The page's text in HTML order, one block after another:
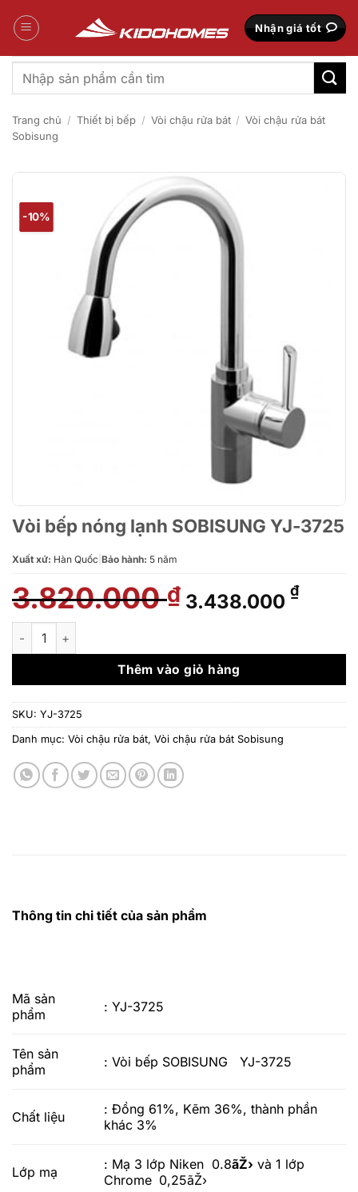
qua
Nhận giá tốt
Tìm
kiếm:
Trang chủ / Thiết bị bếp / Vòi chậu rửa bát / Vòi chậu rửa bát
Sobisung
-10%
Vòi bếp nóng lạnh SOBISUNG YJ-3725
Xuất xứ: Hàn Quốc Bảo hành: 5 năm
3.820.000₫ Giá
gốc
3.820.000 ₫.
3.438.000 ₫Giá
là:
Vòi bếp nóng lạnh SOBISUNG YJ-3725 số lượng
Thêm vào giỏ hàng
SKU: YJ-3725
Danh mục: Vòi chậu rửa bát, Vòi chậu rửa bát Sobisung
Thông tin chi tiết của sản phẩm
Mã sản
phẩm
: YJ-3725
Tên sản
phẩm
: Vòi bếp SOBISUNG YJ-3725
Chất liệu
: Đồng 61%, Kẽm 36%, thành phần
khác 3%
Lớp mạ : Mạ 3 lớp Niken 0.8ãŽ› và 1 lớp
Chrome 0,25ãŽ›